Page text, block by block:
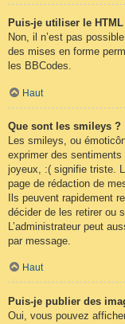
Puis-je utiliser le
Non, il n’est pas
des mises en forme
les BBCodes.
Haut
Que sont les smileys ?
Les smileys, ou
exprimer des
joyeux, :( signifie triste.
page de rédaction de
Ils peuvent rapidement
décider de les retirer ou
L’administrateur peut
par message.
Haut
Puis-je publier des
Oui, vous pouvez